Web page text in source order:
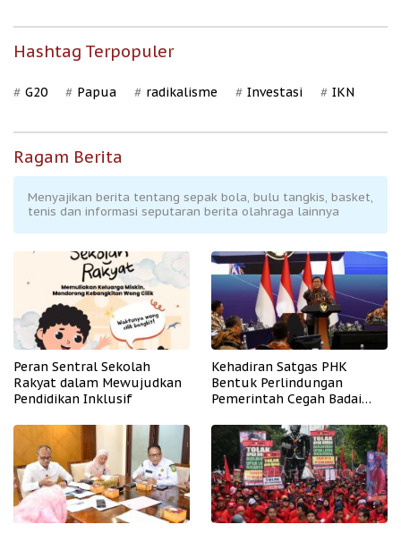
Hashtag Terpopuler
G20 Papua radikalisme Investasi IKN
Ragam Berita
Menyajikan berita tentang sepak bola, bulu tangkis, basket,
tenis dan informasi seputaran berita olahraga lainnya
Peran Sentral Sekolah
Rakyat dalam Mewujudkan
Pendidikan Inklusif
Kehadiran Satgas PHK
Bentuk Perlindungan
Pemerintah Cegah Badai